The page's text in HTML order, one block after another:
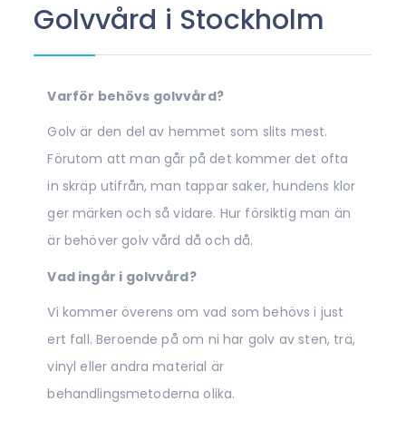
Golvvård i Stockholm
Varför behövs golvvård?
Golv är den del av hemmet som slits mest.
Förutom att man går på det kommer det ofta
in skräp utifrån, man tappar saker, hundens klor
ger märken och så vidare. Hur försiktig man än
är behöver golv vård då och då.
Vad ingår i golvvård?
Vi kommer överens om vad som behövs i just
ert fall. Beroende på om ni har golv av sten, trä,
vinyl eller andra material är
behandlingsmetoderna olika.